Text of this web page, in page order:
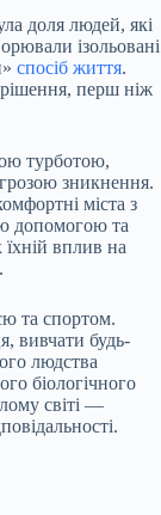
доля людей, які
ізольовані
спосіб життя.
перш ніж
турботою,
зникнення.
міста з
допомогою та
вплив на
та спортом.
вивчати будь-
людства
біологічного
світі —